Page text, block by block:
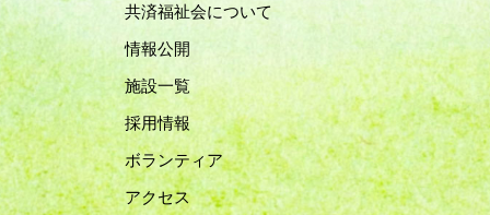
共済福祉会について
情報公開
施設一覧
採用情報
ボランティア
アクセス